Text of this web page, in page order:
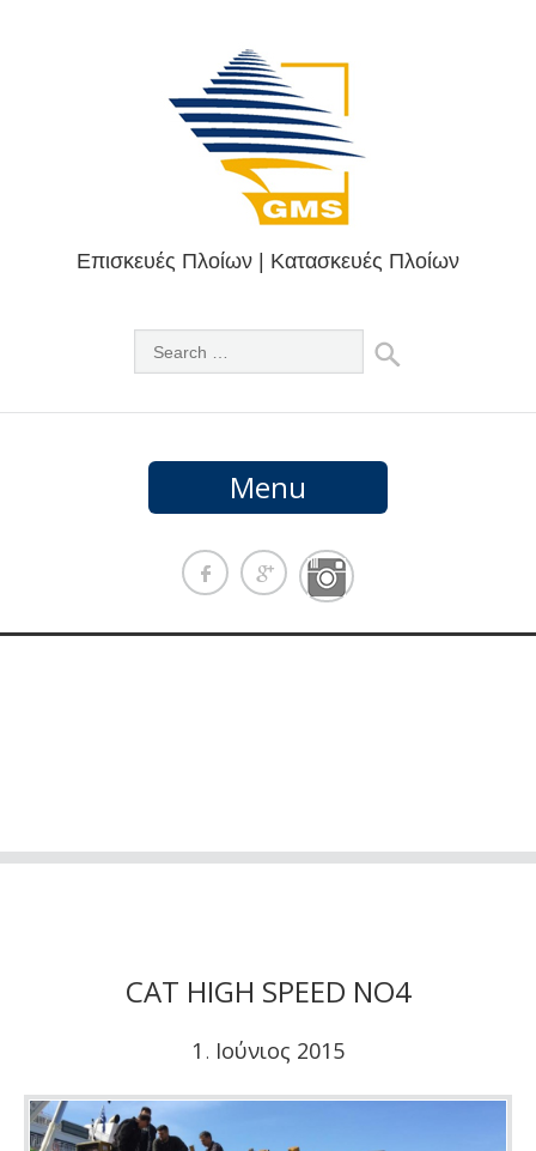
Επισκευές Πλοίων | Κατασκευές Πλοίων
Menu
CAT HIGH SPEED NO4
1 . Ιούνιος 2015